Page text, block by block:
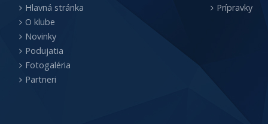
Hlavná stránka
O klube
Novinky
Podujatia
Fotogaléria
Partneri
Prípravky